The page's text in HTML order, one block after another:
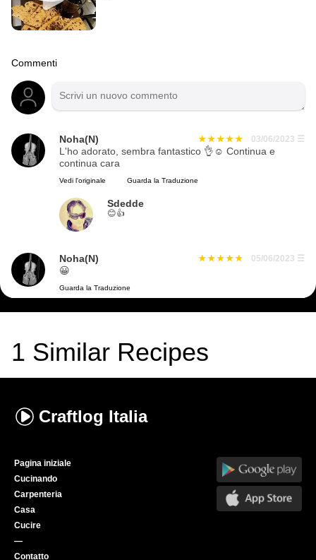
Commenti
Noha(N) 03/06/2023 ☰
L'ho adorato, sembra fantastico 👌☺ Continua e
continua cara
Vedi l'originale Guarda la Traduzione
Sdedde
😊👍
Noha(N) 05/06/2023 ☰
😀
Guarda la Traduzione
1 Similar Recipes
Craftlog Italia
Pagina iniziale
Cucinando
Carpenteria
Casa
Cucire
—
Contatto